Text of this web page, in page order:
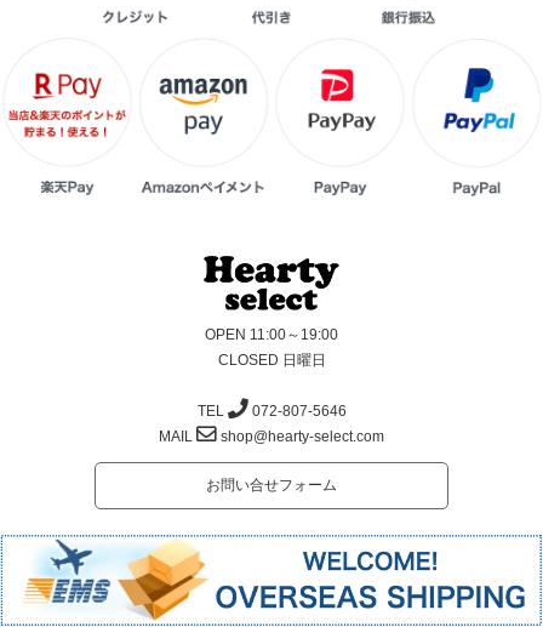
OPEN 11:00～19:00
CLOSED 日曜日
TEL
072-807-5646
MAIL
shop@hearty-select.com
お問い合せフォーム